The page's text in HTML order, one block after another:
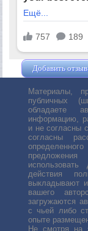
Добавить отзыв
Материалы,
публичных
обладаете
информацию,
и не согласны
согласны
действия
выкладывают
вашего
загружаются
с чьей либо
опыте
Не смотря на